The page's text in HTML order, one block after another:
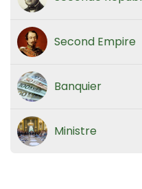
Second Empire
Banquier
Ministre